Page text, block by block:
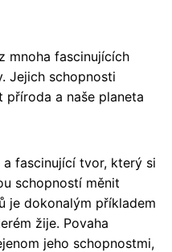
mnoha fascinujících
Jejich schopnosti
příroda a naše planeta
fascinující tvor, který si
schopností měnit
je dokonalým příkladem
žije. Povaha
jeho schopnostmi,